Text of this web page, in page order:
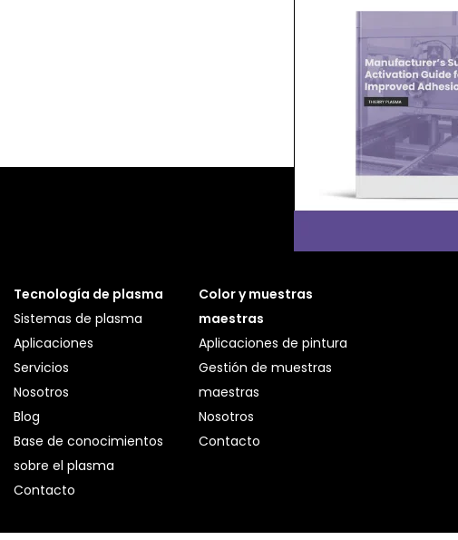
Tecnología de plasma
Sistemas de plasma
Aplicaciones
Servicios
Nosotros
Blog
Base de conocimientos
sobre el plasma
Contacto
Color y muestras
maestras
Aplicaciones de pintura
Gestión de muestras
maestras
Nosotros
Contacto